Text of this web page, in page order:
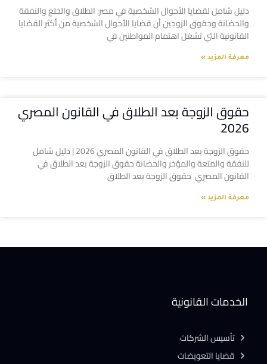
دليل شامل لقضايا الأحوال الشخصية في مصر: الطلاق والخلع والنفقة
والحضانة وحقوق الزوجين أن قضايا الأحوال الشخصية من أكثر القضايا
القانونية التي تشغل اهتمام المواطنين في
معرفة المزيد »
حقوق الزوجة بعد الطلاق في القانون المصري
2026
حقوق الزوجة بعد الطلاق في القانون المصري 2026 | دليل شامل
للنفقة والمتعة والمؤخر والحضانة حقوق الزوجة بعد الطلاق في
القانون المصري حقوق الزوجة بعد الطلاق
معرفة المزيد »
الخدمات القانونية
تأسيس الشركات
قضايا التعويضات